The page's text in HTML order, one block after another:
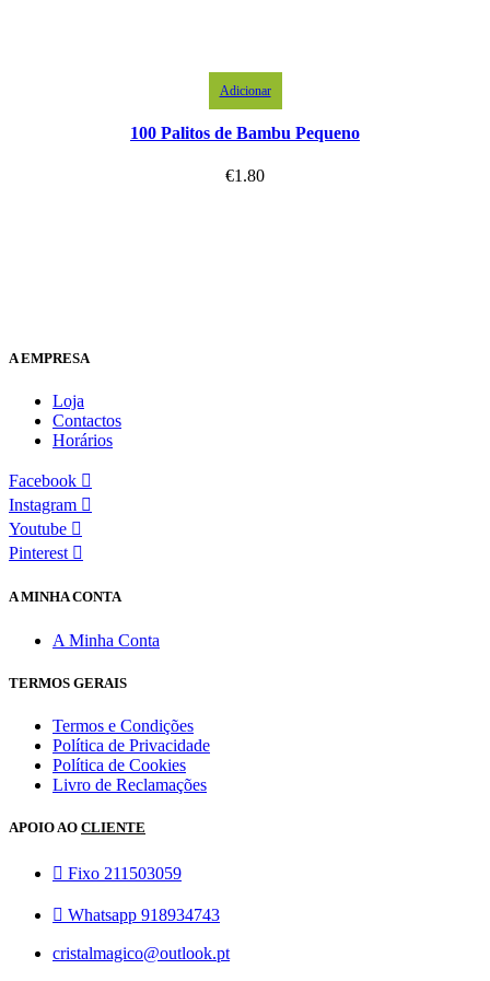
Adicionar
100 Palitos de Bambu Pequeno
€1.80
A EMPRESA
Loja
Contactos
Horários
Facebook
Instagram
Youtube
Pinterest
A MINHA CONTA
A Minha Conta
TERMOS GERAIS
Termos e Condições
Política de Privacidade
Política de Cookies
Livro de Reclamações
APOIO AO CLIENTE
Fixo 211503059
Whatsapp 918934743
cristalmagico@outlook.pt